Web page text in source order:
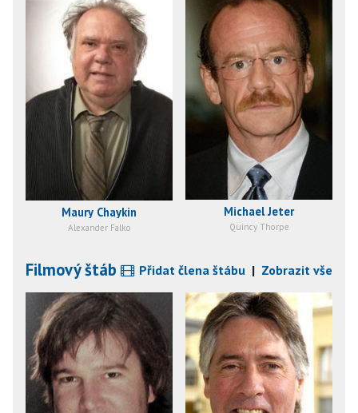
Maury Chaykin
Alexander Falko
Michael Jeter
Quincy Thorpe
Filmový štáb Přidat člena štábu | Zobrazit vše